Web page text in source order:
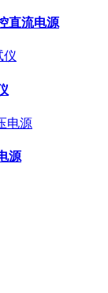
直流电源
源